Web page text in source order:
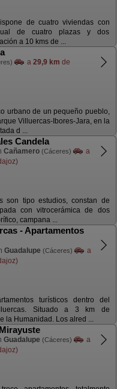
de cuatro viviendas con
de cuatro plazas y dos
a 10 kms de ...
a 29,9 km de
urbano de un pequeño pueblo,
Villuercas-Ibores-Jara, en la
d ...
Candela
Cañamero (Cáceres)
a
son tipo estudios, constan de
con vitrocerámica de dos
campana ...
- Apartamentos
Guadalupe (Cáceres)
a
turísticos dentro del
Situado a 3 km de
la Humanidad. Los alred ...
Guadalupe (Cáceres)
a